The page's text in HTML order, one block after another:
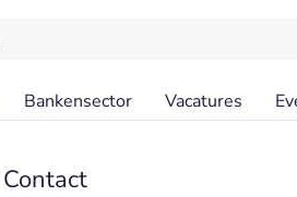
Bankensector Vacatures
Contact